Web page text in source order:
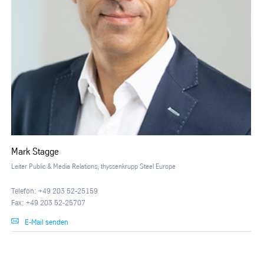
Mark Stagge
Leiter Public & Media Relations, thyssenkrupp Steel Europe
Telefon: +49 203 52-25159
Fax: +49 203 52-25707
E-Mail senden